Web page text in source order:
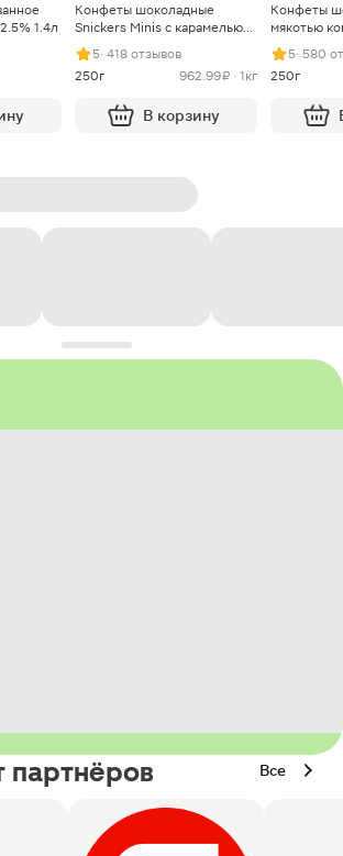
1.4л
Конфеты шоколадные
Snickers Minis с карамелью
арахисом и нугой
5· 418 отзывов
250г
962.99 ₽ · 1кг
В корзину
Конфеты
мякотью
5· 580
250г
партнёров Все